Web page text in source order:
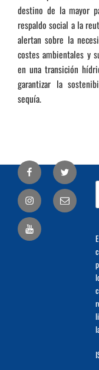
destino de la mayor
respaldo social a la
alertan sobre la
costes ambientales y
en una transición
garantizar la
sequía.
Facebook Twitter
Correo
electrónico